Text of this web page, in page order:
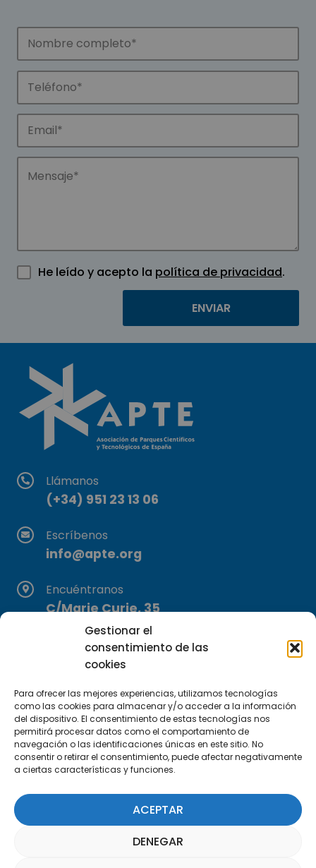
Gestionar el
consentimiento de las
cookies
Para ofrecer las mejores experiencias, utilizamos tecnologías
como las cookies para almacenar y/o acceder a la información
del dispositivo. El consentimiento de estas tecnologías nos
permitirá procesar datos como el comportamiento de
navegación o las identificaciones únicas en este sitio. No
consentir o retirar el consentimiento, puede afectar negativamente
a ciertas características y funciones.
ACEPTAR
DENEGAR
He leído y acepto la política de privacidad.
Llámanos
(+34) 951 23 13 06
Escríbenos
info@apte.org
Encuéntranos
C/Marie Curie, 35
29590 Campanillas, Málaga
Suscríbete a nuestra Newsletter
SUSCRÍBETE AQUÍ